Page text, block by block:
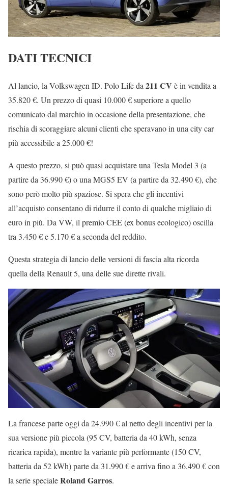
DATI TECNICI
Al lancio, la Volkswagen ID. Polo Life da 211 CV è in vendita a
35.820 €. Un prezzo di quasi 10.000 € superiore a quello
comunicato dal marchio in occasione della presentazione, che
rischia di scoraggiare alcuni clienti che speravano in una city car
più accessibile a 25.000 €!
A questo prezzo, si può quasi acquistare una Tesla Model 3 (a
partire da 36.990 €) o una MGS5 EV (a partire da 32.490 €), che
sono però molto più spaziose. Si spera che gli incentivi
all’acquisto consentano di ridurre il conto di qualche migliaio di
euro in più. Da VW, il premio CEE (ex bonus ecologico) oscilla
tra 3.450 € e 5.170 € a seconda del reddito.
Questa strategia di lancio delle versioni di fascia alta ricorda
quella della Renault 5, una delle sue dirette rivali.
La francese parte oggi da 24.990 € al netto degli incentivi per la
sua versione più piccola (95 CV, batteria da 40 kWh, senza
ricarica rapida), mentre la variante più performante (150 CV,
batteria da 52 kWh) parte da 31.990 € e arriva fino a 36.490 € con
la serie specialeRoland Garros.